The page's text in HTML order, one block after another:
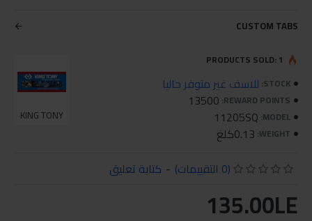
CUSTOM TABS
STOCK: للاسف غير متوفر حاليا
REWARD POINTS:
13500
MODEL:
11205SQ
WEIGHT: 0.13كلغ
KING TONY
PRODUCTS SOLD: 1
(0 التقييمات) - كتابة تعليق
135.00LE